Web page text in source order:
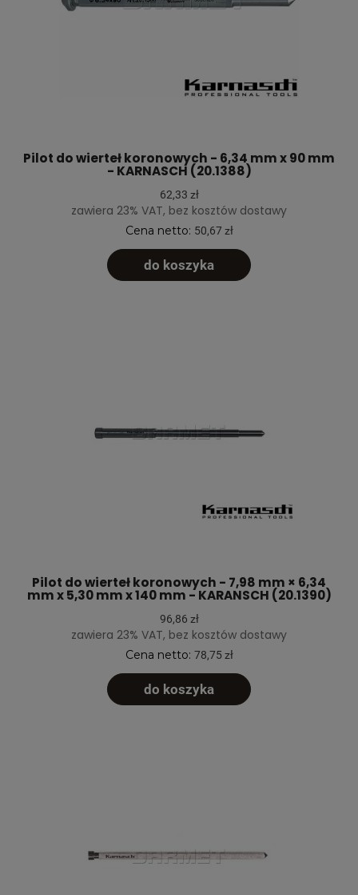
Pilot do wierteł koronowych - 6,34 mm x 90 mm
- KARNASCH (20.1388)
62,33 zł
zawiera 23% VAT, bez kosztów dostawy
Cena netto: 50,67 zł
do koszyka
Pilot do wierteł koronowych - 7,98 mm × 6,34
mm x 5,30 mm x 140 mm - KARANSCH (20.1390)
96,86 zł
zawiera 23% VAT, bez kosztów dostawy
Cena netto: 78,75 zł
do koszyka